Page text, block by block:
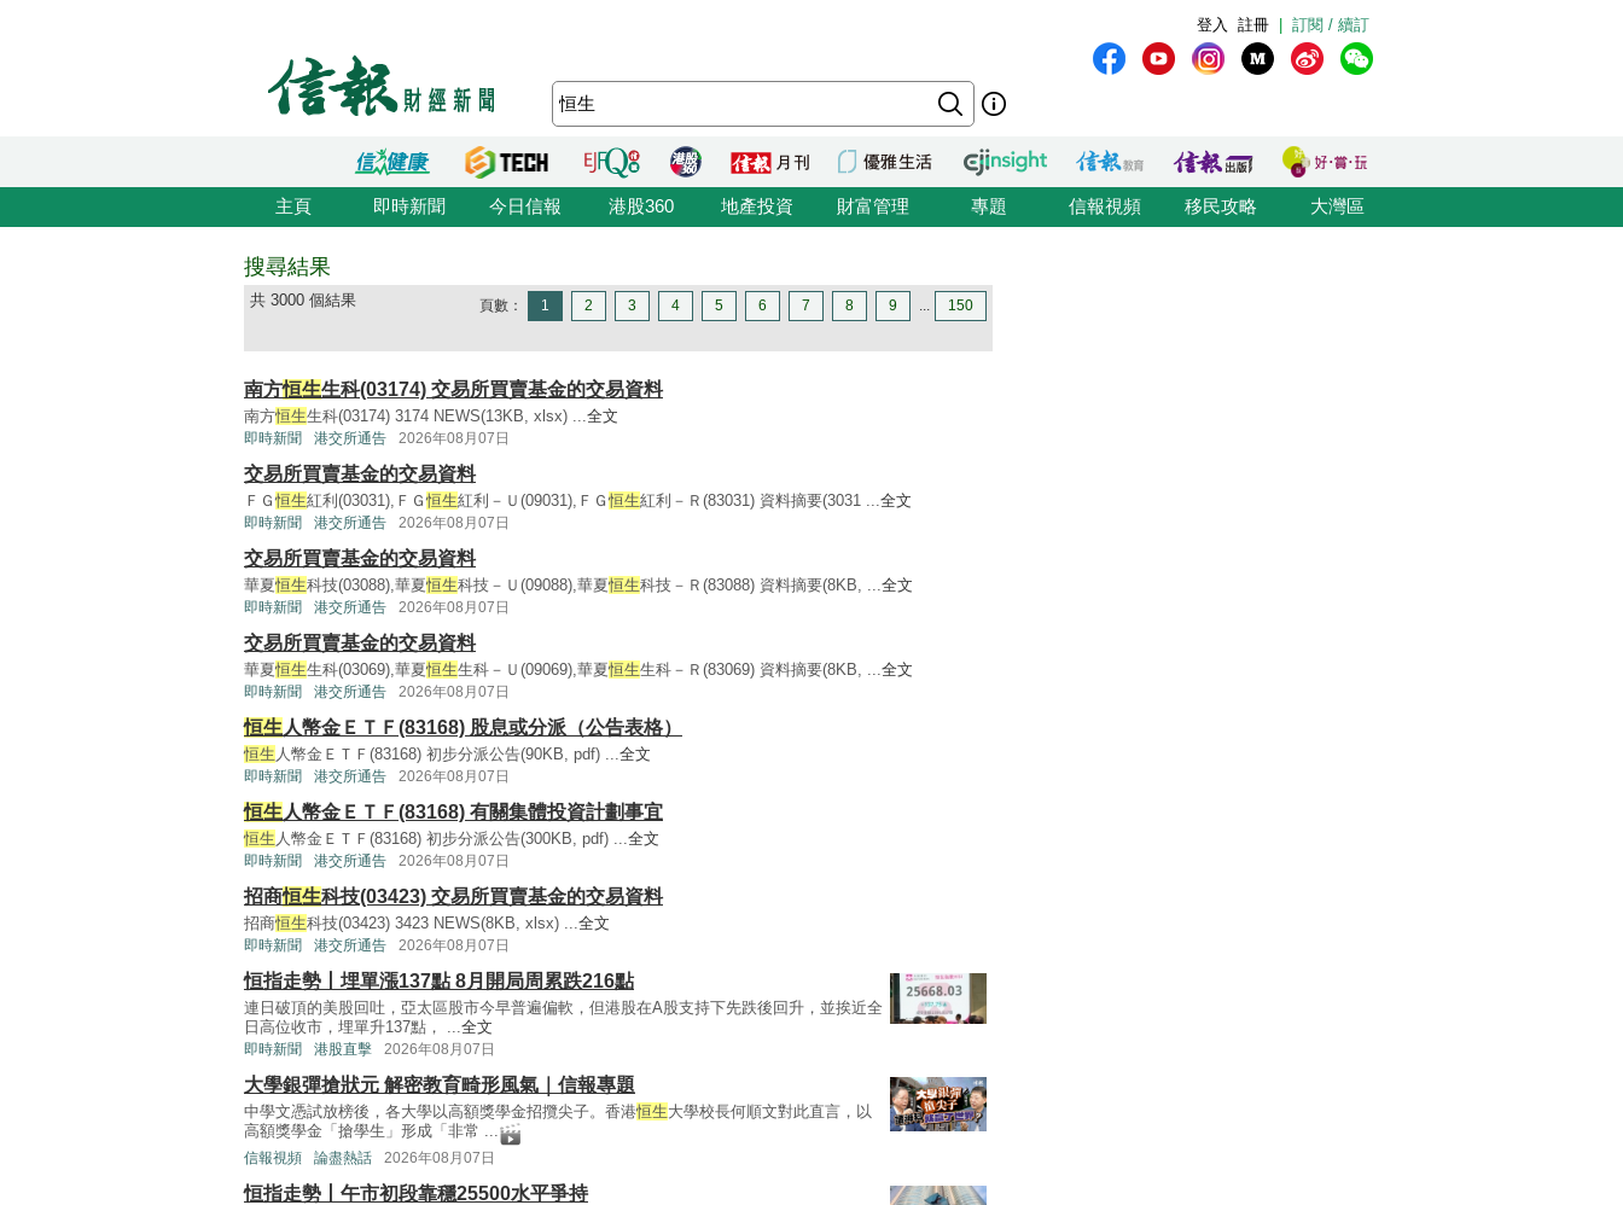
訂閱 / 續訂
註冊
登入
主頁 即時新聞 今日信報 港股360 地產投資 財富管理 專題 信報視頻 移民攻略 大灣區
搜尋結果
共 3000 個結果 頁數： 1 2 3 4 5 6 7 8 9 ... 150
南方恒生生科(03174) 交易所買賣基金的交易資料
南方恒生生科(03174) 3174 NEWS(13KB, xlsx) ...全文
即時新聞 港交所通告 2026年08月07日
交易所買賣基金的交易資料
ＦＧ恒生紅利(03031),ＦＧ恒生紅利－Ｕ(09031),ＦＧ恒生紅利－Ｒ(83031) 資料摘要(3031 ...全文
即時新聞 港交所通告 2026年08月07日
交易所買賣基金的交易資料
華夏恒生科技(03088),華夏恒生科技－Ｕ(09088),華夏恒生科技－Ｒ(83088) 資料摘要(8KB, ...全文
即時新聞 港交所通告 2026年08月07日
交易所買賣基金的交易資料
華夏恒生生科(03069),華夏恒生生科－Ｕ(09069),華夏恒生生科－Ｒ(83069) 資料摘要(8KB, ...全文
即時新聞 港交所通告 2026年08月07日
恒生 人幣金ＥＴＦ(83168) 股息或分派（公告表格）
恒生 人幣金ＥＴＦ(83168) 初步分派公告(90KB, pdf) ...全文
即時新聞 港交所通告 2026年08月07日
恒生 人幣金ＥＴＦ(83168) 有關集體投資計劃事宜
恒生 人幣金ＥＴＦ(83168) 初步分派公告(300KB, pdf) ...全文
即時新聞 港交所通告 2026年08月07日
招商恒生科技(03423) 交易所買賣基金的交易資料
招商恒生科技(03423) 3423 NEWS(8KB, xlsx) ...全文
即時新聞 港交所通告 2026年08月07日
恒指走勢丨埋單漲137點 8月開局周累跌216點
連日破頂的美股回吐，亞太區股市今早普遍偏軟，但港股在A股支持下先跌後回升，並挨近全
日高位收市，埋單升137點， ...全文
即時新聞 港股直擊 2026年08月07日
大學銀彈搶狀元 解密教育畸形風氣｜信報專題
中學文憑試放榜後，各大學以高額獎學金招攬尖子。香港恒生大學校長何順文對此直言，以
高額獎學金「搶學生」形成「非常 ...
信報視頻 論盡熱話 2026年08月07日
恒指走勢丨午市初段靠穩25500水平爭持